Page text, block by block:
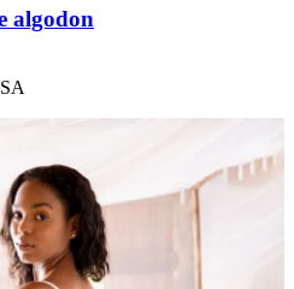
algodon